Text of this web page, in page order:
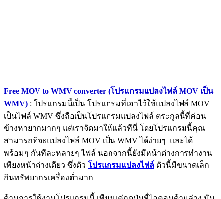
Free MOV to WMV converter (โปรแกรมแปลงไฟล์ MOV เป็น
WMV) : โปรแกรมนี้เป็น โปรแกรมที่เอาไว้ใช้แปลงไฟล์ MOV
เป็นไฟล์ WMV ซึ่งถือเป็นโปรแกรมแปลงไฟล์ ตระกูลนี้ที่ค่อน
ข้างหายากมากๆ แต่เราจัดมาให้แล้วทีนี่ โดยโปรแกรมนี้คุณ
สามารถที่จะแปลงไฟล์ MOV เป็น WMV ได้ง่ายๆ และได้
พร้อมๆ กันทีละหลายๆ ไฟล์ นอกจากนี้ยังมีหน้าต่างการทำงาน
เพียงหน้าต่างเดียว ซึ่งตัว โปรแกรมแปลงไฟล์ ตัวนี้มีขนาดเล็ก
กินทรัพยากรเครื่องต่ำมาก